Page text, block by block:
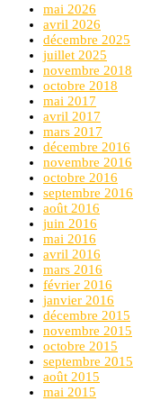
mai 2026
avril 2026
décembre 2025
juillet 2025
novembre 2018
octobre 2018
mai 2017
avril 2017
mars 2017
décembre 2016
novembre 2016
octobre 2016
septembre 2016
août 2016
juin 2016
mai 2016
avril 2016
mars 2016
février 2016
janvier 2016
décembre 2015
novembre 2015
octobre 2015
septembre 2015
août 2015
mai 2015